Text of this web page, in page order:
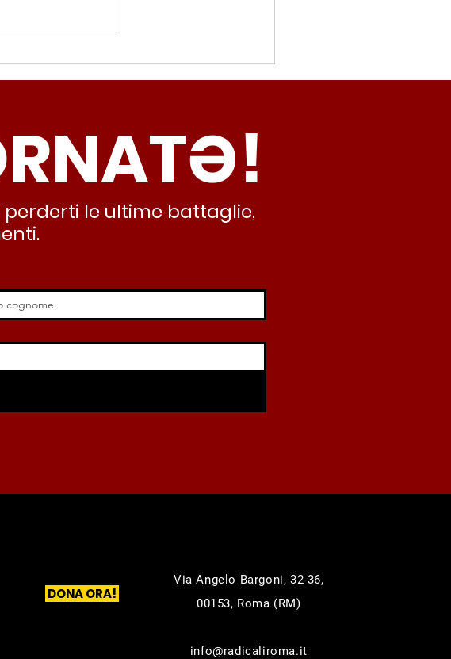
Termovalorizzatore,
Colucci (Radicali Roma):
lasciando al caos e
all’abusivismo”
le ultime battaglie,
DONA ORA!
Via Angelo Bargoni, 32-36,
00153, Roma (RM)
info@radicaliroma.it